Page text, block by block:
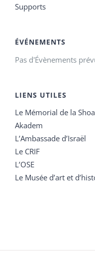
Supports
ÉVÉNEMENTS
Pas d'Évènements
LIENS UTILES
Le Mémorial de la
Akadem
L’Ambassade d’Israël
Le CRIF
L’OSE
Le Musée d’art et